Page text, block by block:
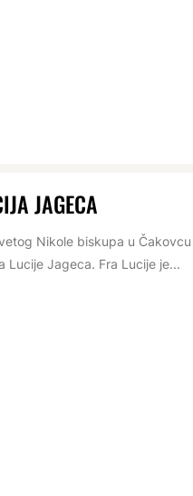
JAGECA
Nikole biskupa u
Lucije Jageca. Fra Lucije je...